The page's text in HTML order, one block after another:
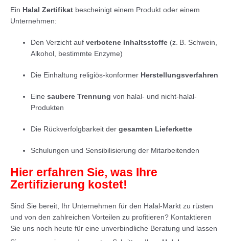
Ein Halal Zertifikat bescheinigt einem Produkt oder einem
Unternehmen:
Den Verzicht auf verbotene Inhaltsstoffe (z. B. Schwein,
Alkohol, bestimmte Enzyme)
Die Einhaltung religiös-konformer Herstellungsverfahren
Eine saubere Trennung von halal- und nicht-halal-
Produkten
Die Rückverfolgbarkeit der gesamten Lieferkette
Schulungen und Sensibilisierung der Mitarbeitenden
Hier erfahren Sie, was Ihre
Zertifizierung kostet!
Sind Sie bereit, Ihr Unternehmen für den Halal-Markt zu rüsten
und von den zahlreichen Vorteilen zu profitieren? Kontaktieren
Sie uns noch heute für eine unverbindliche Beratung und lassen